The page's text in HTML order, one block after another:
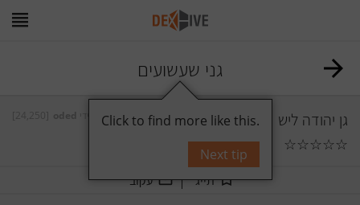
גני שעשועים
גן יהודה ליש
☆
☆
☆
☆
☆
0 תגובות
תייג עקוב
Click to find more like this.
Next tip